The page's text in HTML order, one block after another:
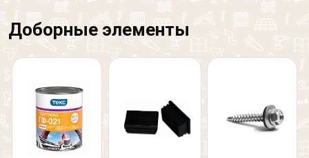
Я согласен на обработкуперсональных данных
Доборные элементы
изображен "Крокодил"
Выберите картинку где
изображен "Крокодил"
Фасад
Другое